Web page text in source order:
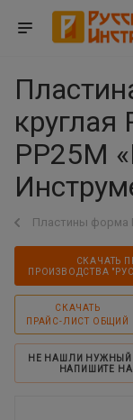
круглая
PP25M
Пластины форма
СКАЧАТЬ
ПРОИЗВОДСТВА
СКАЧАТЬ
ПРАЙС-ЛИСТ ОБЩИЙ
НЕ НАШЛИ НУЖНЫЙ
НАПИШИТЕ